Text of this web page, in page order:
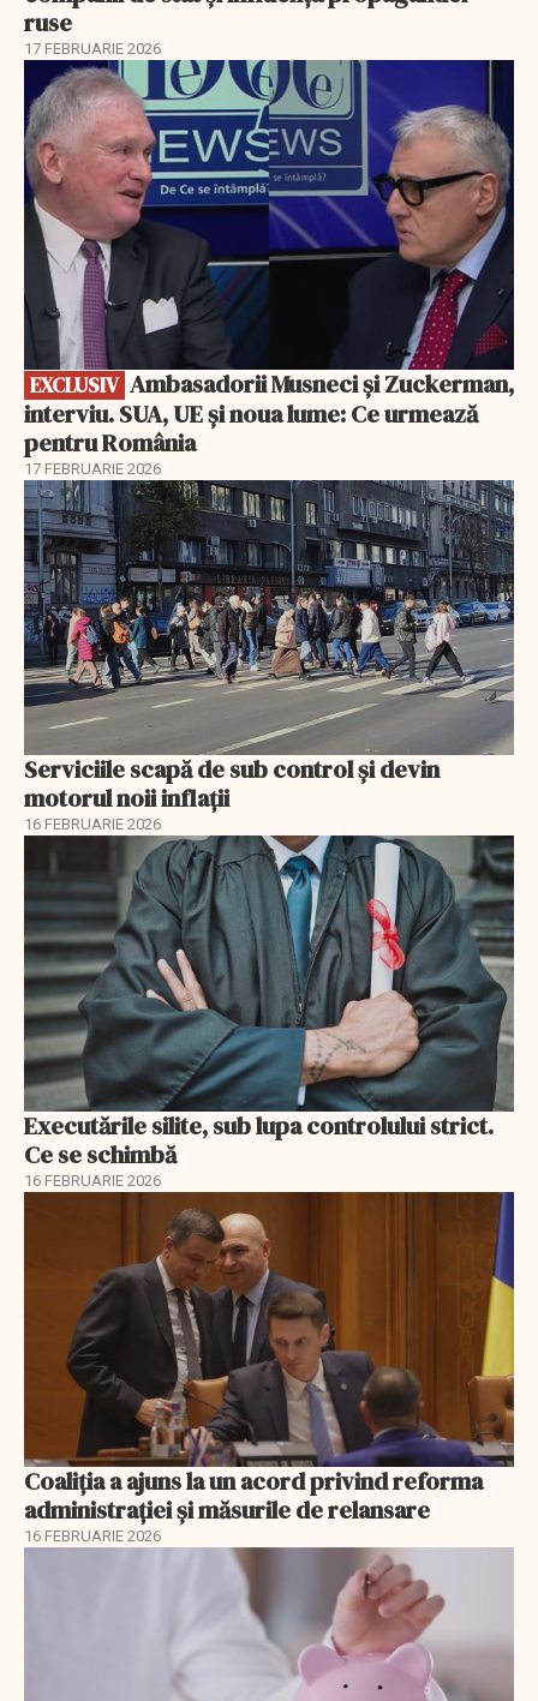
ruse
17 FEBRUARIE 2026
EXCLUSIV
EXCLUSIV
interviu. SUA, UE și noua lume: Ce urmează
pentru România
17 FEBRUARIE 2026
Serviciile scapă de sub control și devin
motorul noii inflații
16 FEBRUARIE 2026
Executările silite, sub lupa controlului strict.
Ce se schimbă
16 FEBRUARIE 2026
Coaliția a ajuns la un acord privind reforma
administrației și măsurile de relansare
16 FEBRUARIE 2026